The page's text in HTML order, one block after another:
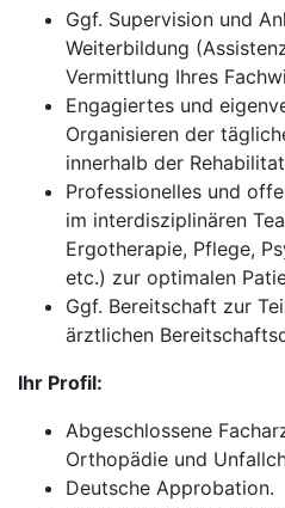
Ggf. Supervision und
Weiterbildung
Vermittlung Ihres
Engagiertes und
Organisieren der
innerhalb der
Professionelles und
im interdisziplinären
Ergotherapie, Pflege,
etc.) zur optimalen
Ggf. Bereitschaft zur
ärztlichen
Ihr Profil:
Abgeschlossene
Orthopädie und
Deutsche Approbation.